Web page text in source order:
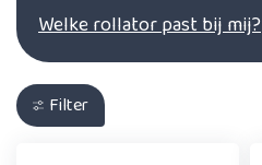
Welke rollator past bij mij?
Filter